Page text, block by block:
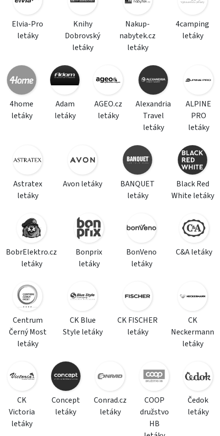
Elvia-Pro
letáky
Knihy
Dobrovský
letáky
Nakup-
nabytek.cz
letáky
4camping
letáky
4home
letáky
Adam
letáky
AGEO.cz
letáky
Alexandria
Travel
letáky
ALPINE
PRO
letáky
Astratex
letáky
Avon letáky
BANQUET
letáky
Black Red
White letáky
BobrElektro.cz
letáky
Bonprix
letáky
BonVeno
letáky
C&A letáky
Centrum
Černý Most
letáky
CK Blue
Style letáky
CK FISCHER
letáky
CK
Neckermann
letáky
CK
Victoria
letáky
Concept
letáky
Conrad.cz
letáky
COOP
družstvo
HB
Čedok
letáky